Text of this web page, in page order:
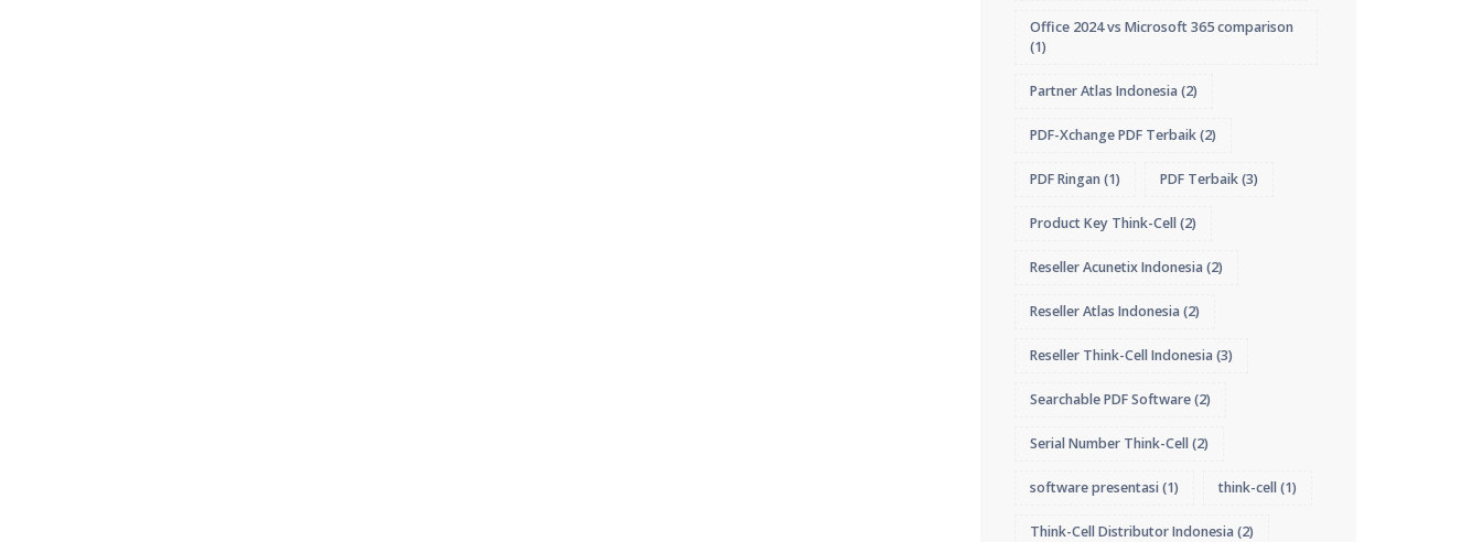
Office 2024 vs Microsoft 365 comparison
(1)
Partner Atlas Indonesia (2)
PDF-Xchange PDF Terbaik(2)
PDF Ringan (1) PDF Terbaik(3)
Product Key Think-Cell(2)
Reseller Acunetix Indonesia (2)
Reseller Atlas Indonesia (2)
Reseller Think-Cell Indonesia (3)
Searchable PDF Software(2)
Serial Number Think-Cell(2)
software presentasi(1) think-cell(1)
Think-Cell Distributor Indonesia (2)